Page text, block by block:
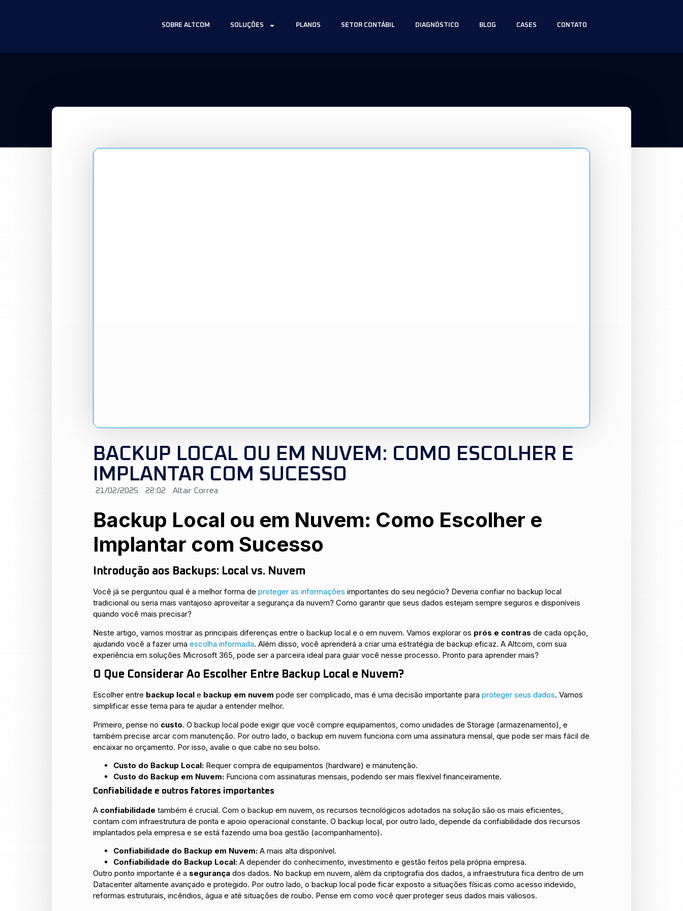
SOBRE ALTCOM SOLUÇÕES PLANOS SETOR CONTÁBIL DIAGNÓSTICO BLOG CASES CONTATO
BACKUP LOCAL OU EM NUVEM: COMO ESCOLHER E
IMPLANTAR COM SUCESSO
21/02/2025 22:02 Altair Correa
Backup Local ou em Nuvem: Como Escolher e
Implantar com Sucesso
Introdução aos Backups: Local vs. Nuvem
Você já se perguntou qual é a melhor forma de proteger as informações importantes do seu negócio? Deveria confiar no backup local
tradicional ou seria mais vantajoso aproveitar a segurança da nuvem? Como garantir que seus dados estejam sempre seguros e disponíveis
quando você mais precisar?
Neste artigo, vamos mostrar as principais diferenças entre o backup local e o em nuvem. Vamos explorar os prós e contras de cada opção,
ajudando você a fazer uma escolha informada. Além disso, você aprenderá a criar uma estratégia de backup eficaz. A Altcom, com sua
experiência em soluções Microsoft 365, pode ser a parceira ideal para guiar você nesse processo. Pronto para aprender mais?
O Que Considerar Ao Escolher Entre Backup Local e Nuvem?
Escolher entre backup local e backup em nuvem pode ser complicado, mas é uma decisão importante para proteger seus dados. Vamos
simplificar esse tema para te ajudar a entender melhor.
Primeiro, pense no custo. O backup local pode exigir que você compre equipamentos, como unidades de Storage (armazenamento), e
também precise arcar com manutenção. Por outro lado, o backup em nuvem funciona com uma assinatura mensal, que pode ser mais fácil de
encaixar no orçamento. Por isso, avalie o que cabe no seu bolso.
Custo do Backup Local: Requer compra de equipamentos (hardware) e manutenção.
Custo do Backup em Nuvem: Funciona com assinaturas mensais, podendo ser mais flexível financeiramente.
Confiabilidade e outros fatores importantes
A confiabilidade também é crucial. Com o backup em nuvem, os recursos tecnológicos adotados na solução são os mais eficientes,
contam com infraestrutura de ponta e apoio operacional constante. O backup local, por outro lado, depende da confiabilidade dos recursos
implantados pela empresa e se está fazendo uma boa gestão (acompanhamento).
Confiabilidade do Backup em Nuvem: A mais alta disponível.
Confiabilidade do Backup Local: A depender do conhecimento, investimento e gestão feitos pela própria empresa.
Outro ponto importante é a segurança dos dados. No backup em nuvem, além da criptografia dos dados, a infraestrutura fica dentro de um
Datacenter altamente avançado e protegido. Por outro lado, o backup local pode ficar exposto a situações físicas como acesso indevido,
reformas estruturais, incêndios, água e até situações de roubo. Pense em como você quer proteger seus dados mais valiosos.